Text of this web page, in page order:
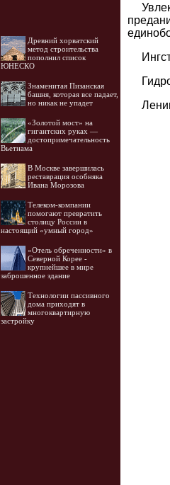
Древний хорватский
метод строительства
пополнил список
ЮНЕСКО
Знаменитая Пизанская
башня, которая все падает,
но никак не упадет
«Золотой мост» на
гигантских руках —
достопримечательность
Вьетнама
В Москве завершилась
реставрация особняка
Ивана Морозова
Телеком-компании
помогают превратить
столицу России в
настоящий «умный город»
«Отель обреченности» в
Северной Корее -
крупнейшее в мире
заброшенное здание
Технологии пассивного
дома приходят в
многоквартирную
застройку